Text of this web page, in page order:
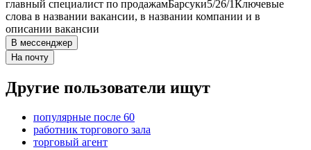
главный специалист по продажамБарсуки5/26/1Ключевые
слова в названии вакансии, в названии компании и в
описании вакансии
В мессенджер
На почту
Другие пользователи ищут
популярные после 60
работник торгового зала
торговый агент